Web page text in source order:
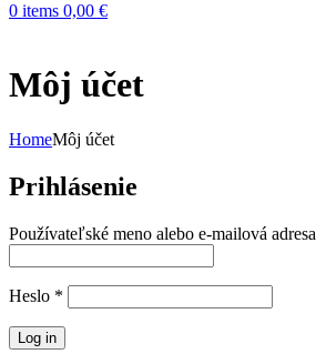
0 items 0,00 €
Môj účet
HomeMôj účet
Prihlásenie
Používateľské meno alebo e-mailová adresa
Heslo *
Log in